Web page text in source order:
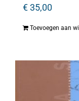
€35,00
Toevoegen aan